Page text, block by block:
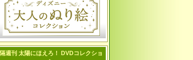
隔週刊 太陽にほえろ！ DVDコレクショ